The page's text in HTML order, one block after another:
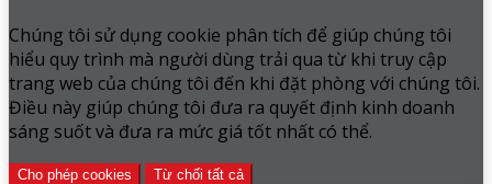
Chúng tôi sử dụng cookie phân tích để giúp chúng tôi
hiểu quy trình mà người dùng trải qua từ khi truy cập
trang web của chúng tôi đến khi đặt phòng với chúng tôi.
Điều này giúp chúng tôi đưa ra quyết định kinh doanh
sáng suốt và đưa ra mức giá tốt nhất có thể.
Cho phép cookies Từ chối tất cả